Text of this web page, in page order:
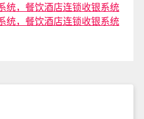
统，餐饮酒店连锁收银系统
统，餐饮酒店连锁收银系统